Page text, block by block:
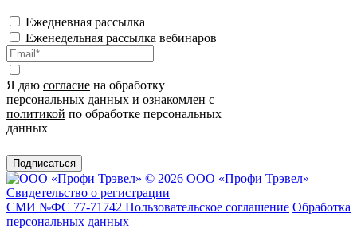
Ежедневная рассылка
Еженедельная рассылка вебинаров
Я даю согласие на обработку
персональных данных и ознакомлен с
политикой по обработке персональных
данных
Подписаться
© 2026 ООО «Профи Трэвeл»
Свидетельство о регистрации
СМИ №ФС 77-71742 Пользовательское соглашение Обработка
персональных данных